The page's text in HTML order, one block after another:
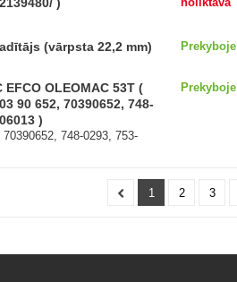
(vārpsta 22,2 mm) Prekyboje
OLEOMAC 53T (
90 652, 70390652, 748-
)
748-0293, 753-
Prekyboje
1 2 3